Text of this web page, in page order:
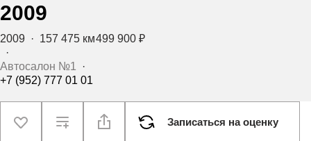
2009
2009 · 157 475 км
·
Автосалон №1 ·
+7 (952) 777 01 01
499 900 ₽
Записаться на оценку